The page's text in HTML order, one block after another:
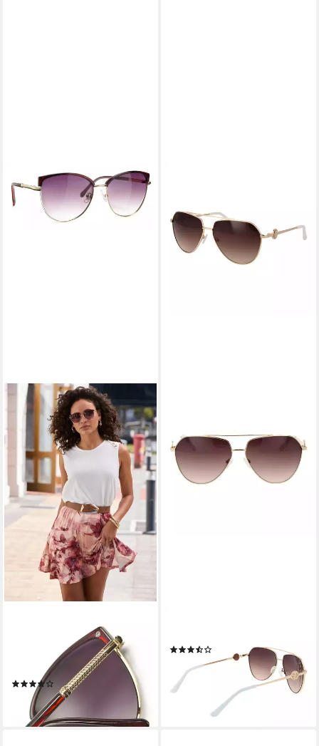
Sonnenbrille Trendy
Sonnenbrille mit UV Schutz,
Damenbrille, Sonnenschutz
(5)
26,99 €
lieferbar - in 1-2 Werktagen bei dir
57,90 € UVP 95,00 €
-39%
lieferbar - in 2-3 Werktagen bei dir